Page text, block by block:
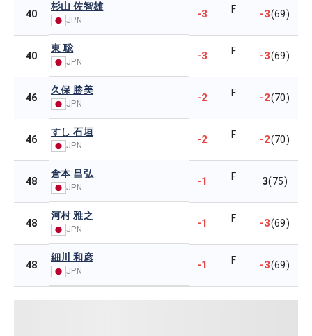
40
杉山 佐智雄
JPN -3 F -3(69)
40
東 聡
JPN -3 F -3(69)
46
久保 勝美
JPN -2 F -2(70)
46
すし 石垣
JPN -2 F -2(70)
48
倉本 昌弘
JPN -1 F 3(75)
48
河村 雅之
JPN -1 F -3(69)
48
細川 和彦
JPN -1 F -3(69)